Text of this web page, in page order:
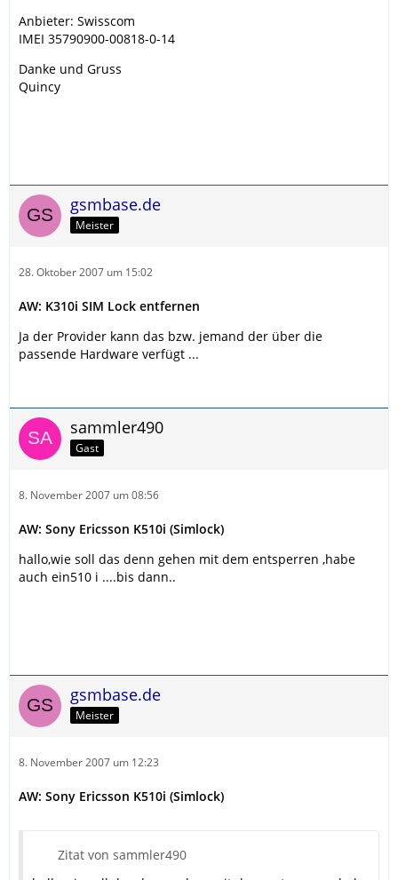
Anbieter: Swisscom
IMEI 35790900-00818-0-14
Danke und Gruss
Quincy
gsmbase.de
Meister
28. Oktober 2007 um 15:02
AW: K310i SIM Lock entfernen
Ja der Provider kann das bzw. jemand der über die
passende Hardware verfügt ...
sammler490
Gast
8. November 2007 um 08:56
AW: Sony Ericsson K510i (Simlock)
hallo,wie soll das denn gehen mit dem entsperren ,habe
auch ein510 i ....bis dann..
gsmbase.de
Meister
8. November 2007 um 12:23
AW: Sony Ericsson K510i (Simlock)
Zitat von sammler490